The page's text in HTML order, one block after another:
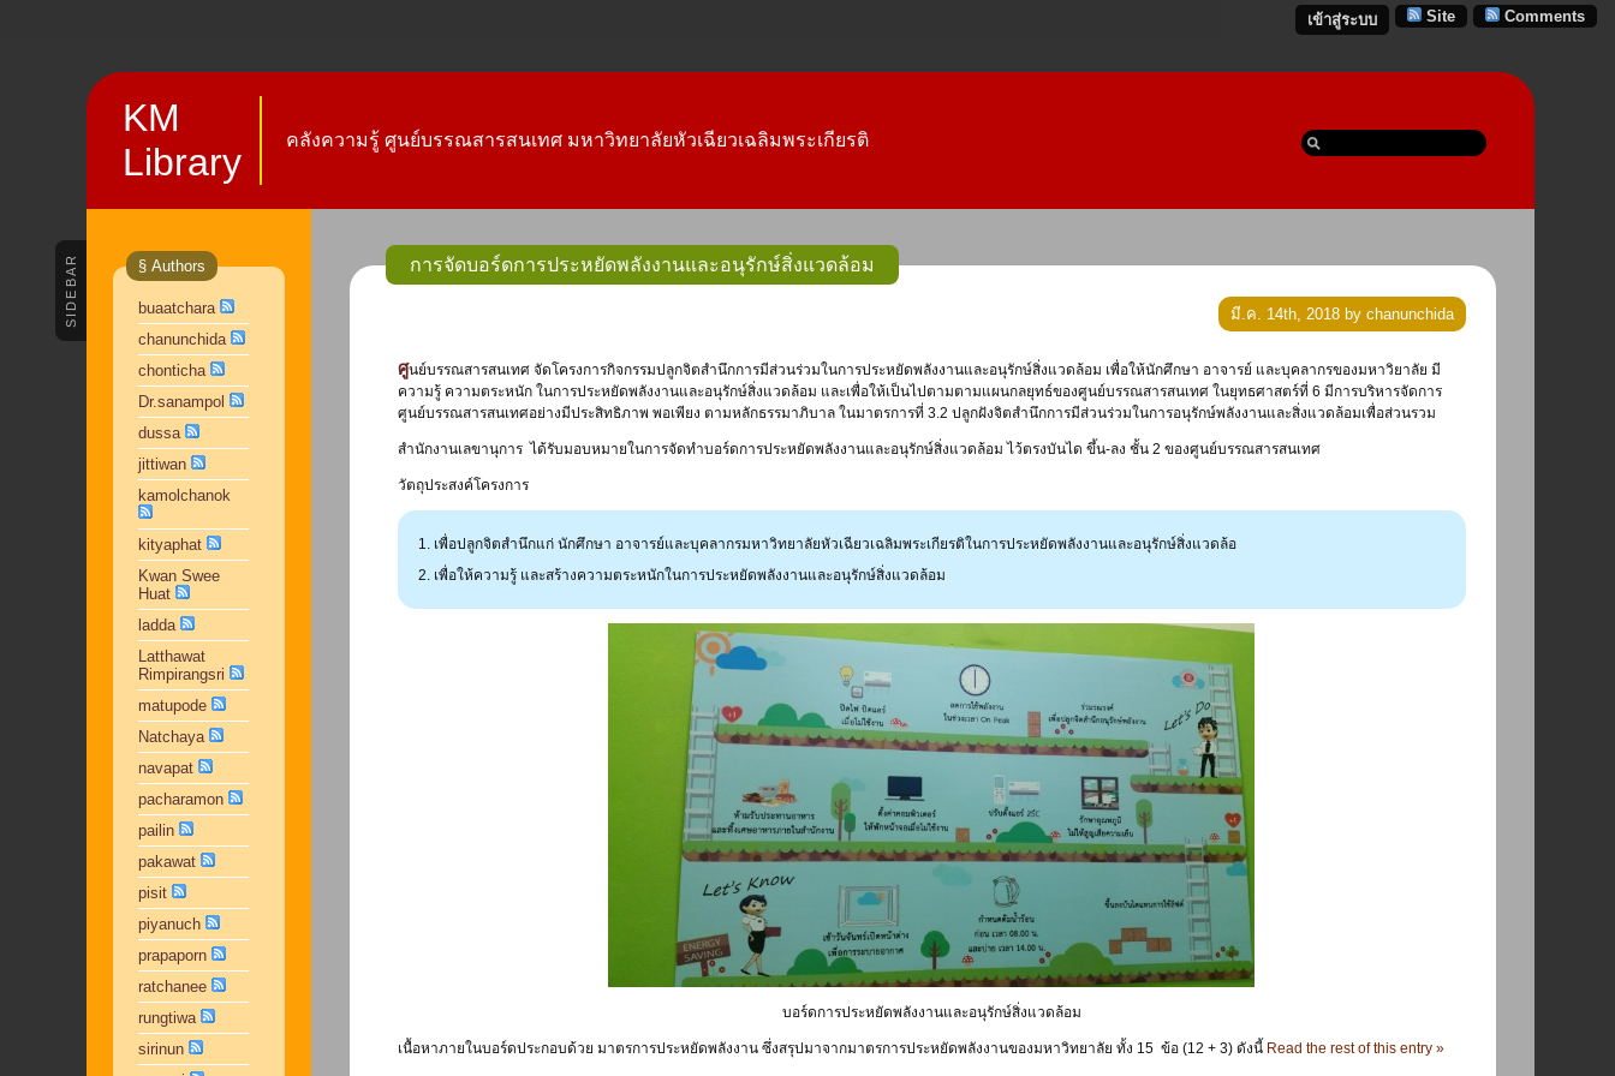
Comments
Site
เข้าสู่ระบบ
KM
Library
คลังความรู้ ศูนย์บรรณสารสนเทศ มหาวิทยาลัยหัวเฉียวเฉลิมพระเกียรติ
SIDEBAR § Authors
buaatchara
chanunchida
chonticha
Dr.sanampol
dussa
jittiwan
kamolchanok
kityaphat
Kwan Swee
Huat
ladda
Latthawat
Rimpirangsri
matupode
Natchaya
navapat
pacharamon
pailin
pakawat
pisit
piyanuch
prapaporn
ratchanee
rungtiwa
sirinun
การจัดบอร์ดการประหยัดพลังงานและอนุรักษ์สิ่งแวดล้อม
มี.ค. 14th, 2018 by chanunchida
ศูนย์บรรณสารสนเทศ จัดโครงการกิจกรรมปลูกจิตสำนึกการมีส่วนร่วมในการประหยัดพลังงานและอนุรักษ์สิ่งแวดล้อม เพื่อให้นักศึกษา อาจารย์ และบุคลากรของมหาวิยาลัย มี
ความรู้ ความตระหนัก ในการประหยัดพลังงานและอนุรักษ์สิ่งแวดล้อม และเพื่อให้เป็นไปตามตามแผนกลยุทธ์ของศูนย์บรรณสารสนเทศ ในยุทธศาสตร์ที่ 6 มีการบริหารจัดการ
ศูนย์บรรณสารสนเทศอย่างมีประสิทธิภาพ พอเพียง ตามหลักธรรมาภิบาล ในมาตรการที่ 3.2 ปลูกฝังจิตสำนึกการมีส่วนร่วมในการอนุรักษ์พลังงานและสิ่งแวดล้อมเพื่อส่วนรวม
สำนักงานเลขานุการ ได้รับมอบหมายในการจัดทำบอร์ดการประหยัดพลังงานและอนุรักษ์สิ่งแวดล้อม ไว้ตรงบันได ขึ้น-ลง ชั้น 2 ของศูนย์บรรณสารสนเทศ
วัตถุประสงค์โครงการ
เพื่อปลูกจิตสำนึกแก่ นักศึกษา อาจารย์และบุคลากรมหาวิทยาลัยหัวเฉียวเฉลิมพระเกียรติในการประหยัดพลังงานและอนุรักษ์สิ่งแวดล้อ
เพื่อให้ความรู้ และสร้างความตระหนักในการประหยัดพลังงานและอนุรักษ์สิ่งแวดล้อม
บอร์ดการประหยัดพลังงานและอนุรักษ์สิ่งแวดล้อม
เนื้อหาภายในบอร์ดประกอบด้วย มาตรการประหยัดพลังงาน ซึ่งสรุปมาจากมาตรการประหยัดพลังงานของมหาวิทยาลัย ทั้ง 15 ข้อ (12 + 3) ดังนี้ Read the rest of this entry »